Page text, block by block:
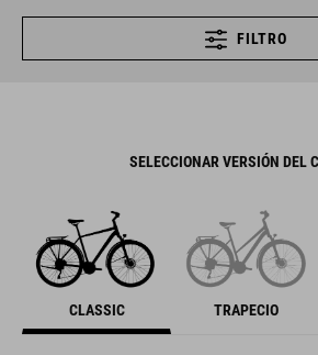
FILTRO
SELECCIONAR VERSIÓN DEL
CLASSIC TRAPECIO